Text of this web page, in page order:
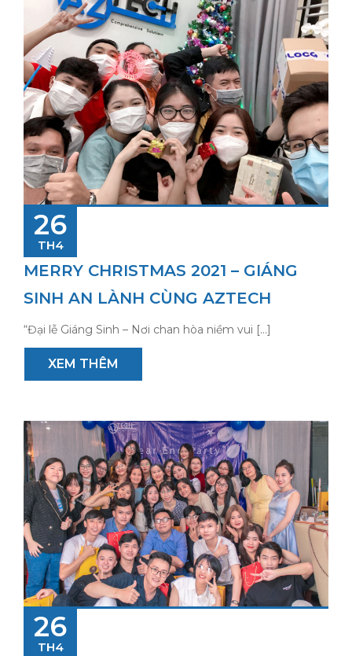
26
TH4
MERRY CHRISTMAS 2021 – GIÁNG
SINH AN LÀNH CÙNG AZTECH
“Đại lễ Giáng Sinh – Nơi chan hòa niềm vui […]
XEM THÊM
26
TH4